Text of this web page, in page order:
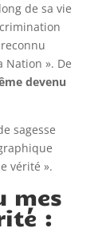
de sa vie
Nation ». De
devenu
sagesse
vérité ».
mes
: